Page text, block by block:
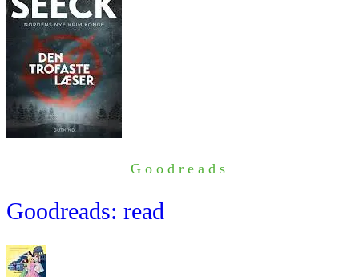
Goodreads
Goodreads: read